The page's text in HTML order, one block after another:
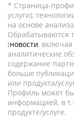
* Страница-
услуги),
на основе
Обрабатываются
(новости,
аналитические
содержание
больше
или продукта/
Профиль может
информацией, в
продукте/услуге.